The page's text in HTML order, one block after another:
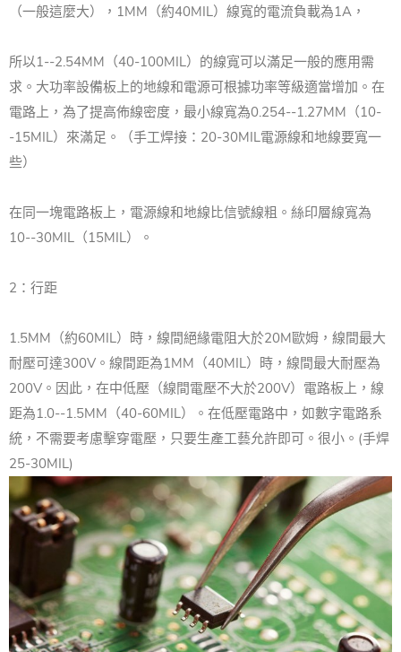
（一般這麼大），1MM（約40MIL）線寬的電流負載為1A，
所以1--2.54MM（40-100MIL）的線寬可以滿足一般的應用需
求。 大功率設備板上的地線和電源可根據功率等級適當增加。 在
電路上，為了提高佈線密度，最小線寬為0.254--1.27MM（10-
-15MIL）來滿足。
（手工焊接：20-30MIL電源線和地線要寬一
些）
在同一塊電路板上，電源線和地線比信號線粗。 絲印層線寬為
10--30MIL（15MIL）。
2：行距
1.5MM（約60MIL）時，線間絕緣電阻大於20M歐姆，線間最大
耐壓可達300V。 線間距為1MM（40MIL）時，線間最大耐壓為
200V。 因此，在中低壓（線間電壓不大於200V）電路板上，線
距為1.0--1.5MM（40-60MIL）。 在低壓電路中，如數字電路系
統，不需要考慮擊穿電壓，只要生產工藝允許即可。 很小。 (手焊
25-30MIL)